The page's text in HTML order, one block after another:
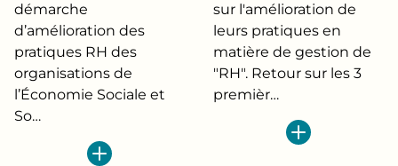
démarche
d’amélioration des
pratiques RH des
organisations de
l’Économie Sociale et
So…
sur l'amélioration de
leurs pratiques en
matière de gestion de
"RH". Retour sur les 3
premièr…